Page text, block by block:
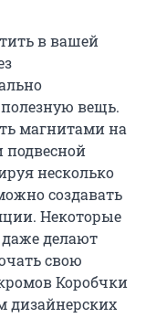
в вашей
вещь.
магнитами на
подвесной
несколько
создавать
Некоторые
делают
свою
Коробчки
дизайнерских